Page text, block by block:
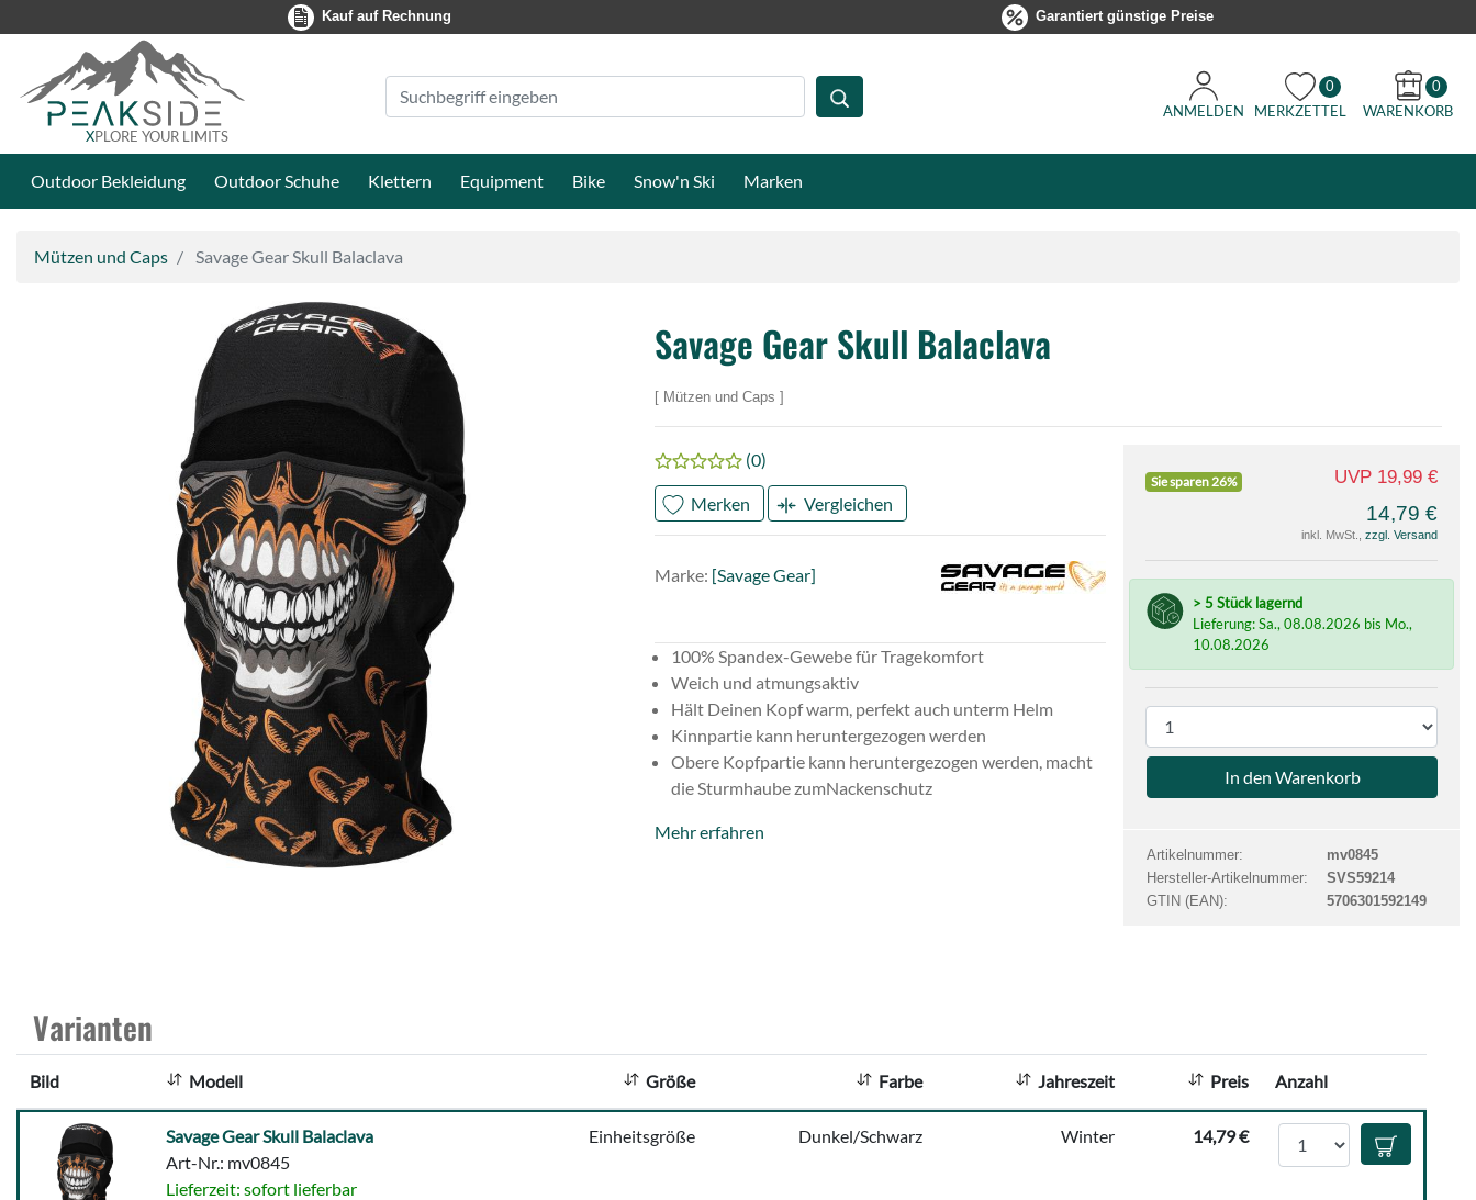
Kauf auf Rechnung Garantiert günstige Preise
XPLORE YOUR LIMITS
Suche
Eingabefeld
ANMELDEN
0
MERKZETTEL
0
WARENKORB
Outdoor Bekleidung Outdoor Schuhe Klettern Equipment Bike Snow'n Ski Marken
Mützen und Caps Savage Gear Skull Balaclava
Savage Gear Skull Balaclava
Mützen und Caps
(0)
Merken Vergleichen
Marke: [Savage Gear]
Savage
100% Spandex-Gewebe für Tragekomfort
Weich und atmungsaktiv
Hält Deinen Kopf warm, perfekt auch unterm Helm
Kinnpartie kann heruntergezogen werden
Obere Kopfpartie kann heruntergezogen werden, macht
die Sturmhaube zumNackenschutz
Mehr erfahren
Sie sparen 26% UVP 19,99 €
14,79 €
inkl. MwSt., zzgl. Versand
> 5 Stück lagernd
Lieferung: Sa., 08.08.2026 bis Mo.,
10.08.2026
r
d
k
t
a
:
Artikelnummer:
mv0845
Hersteller-Artikelnummer:
SVS59214
GTIN (EAN):
5706301592149
Varianten
Bild Modell Größe Farbe Jahreszeit Preis Anzahl
Savage
Gear
Skull
Savage Gear Skull Balaclava
Art-Nr.: mv0845
Lieferzeit: sofort lieferbar
Einheitsgröße Dunkel/Schwarz Winter 14,79 € In den